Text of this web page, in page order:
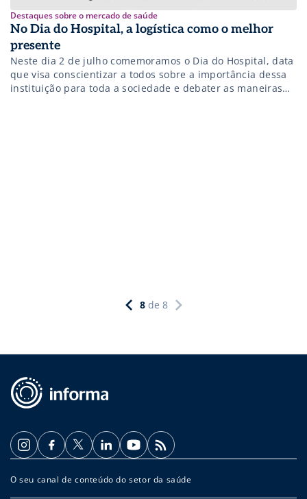
Destaques sobre o mercado de saúde
No Dia do Hospital, a logística como o melhor
presente
Neste dia 2 de julho comemoramos o Dia do Hospital, data
que visa conscientizar a todos sobre a importância dessa
instituição para toda a sociedade e debater as maneiras
8 de 8
O seu canal de conteúdo do setor da saúde